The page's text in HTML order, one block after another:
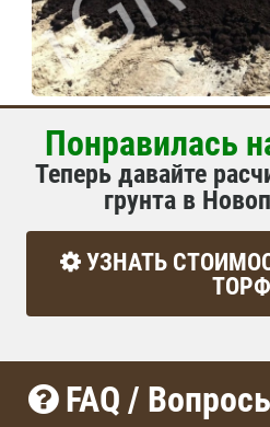
Понравилась
Теперь давайте
грунта в
УЗНАТЬ
FAQ /